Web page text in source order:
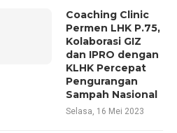
Coaching Clinic
Permen LHK P.75,
Kolaborasi GIZ
dan IPRO dengan
KLHK Percepat
Pengurangan
Sampah Nasional
Selasa, 16 Mei 2023